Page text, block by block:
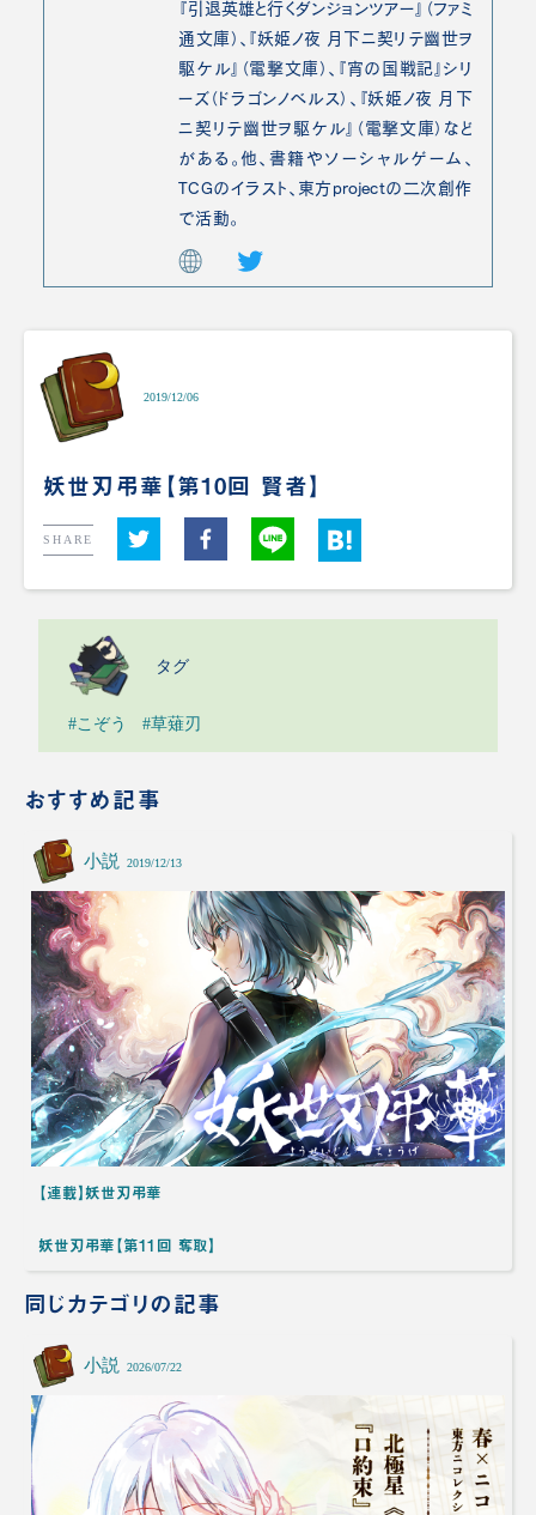
『引退英雄と行くダンジョンツアー』（ファミ
通文庫）、『妖姫ノ夜 月下ニ契リテ幽世ヲ
駆ケル』（電撃文庫）、『宵の国戦記』シリ
ーズ（ドラゴンノベルス）、『妖姫ノ夜 月下
ニ契リテ幽世ヲ駆ケル』（電撃文庫）など
がある。他、書籍やソーシャルゲーム、
TCGのイラスト、東方projectの二次創作
で活動。
2019/12/06
妖世刃弔華【第10回 賢者】
SHARE
タグ
#こぞう #草薙刃
おすすめ記事
小説 2019/12/13
【連載】妖世刃弔華
妖世刃弔華【第11回 奪取】
同じカテゴリの記事
小説 2026/07/22